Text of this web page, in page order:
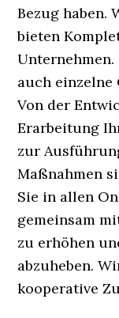
Bezug haben.
bieten
auch einzelne
Von der
Erarbeitung
zur
Maßnahmen
Sie in allen
gemeinsam
zu erhöhen
abzuheben.
kooperative